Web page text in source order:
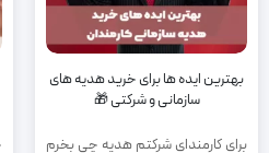
بهترین ایده ها برای خرید هدیه های
سازمانی و شرکتی 🎁
برای کارمندای شرکتم هدیه چی بخرم